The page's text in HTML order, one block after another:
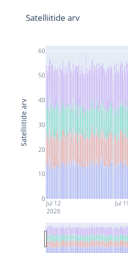
Jul 12
2026
Jul
0
10
20
30
40
50
60
Satelliitide arv
Satelliitide arv